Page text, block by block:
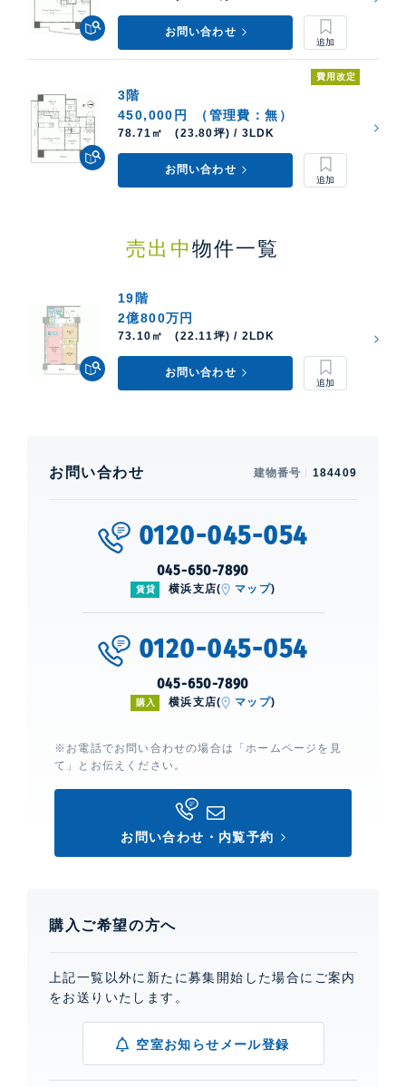
お問い合わせ
費用改定
3階
450,000円
（管理費：無）
78.71㎡ (23.80坪) / 3LDK
お問い合わせ
売出中 物件一覧
19階
2億800万円
73.10㎡ (22.11坪) / 2LDK
お問い合わせ
お問い合わせ 建物番号 184409
0120-045-054
045-650-7890
賃貸 横浜支店( マップ)
0120-045-054
045-650-7890
購入 横浜支店( マップ)
※お電話でお問い合わせの場合は「ホームページを見
て」とお伝えください。
お問い合わせ・内覧予約
購入ご希望の方へ
上記一覧以外に新たに募集開始した場合にご案内
をお送りいたします。
空室お知らせメール登録